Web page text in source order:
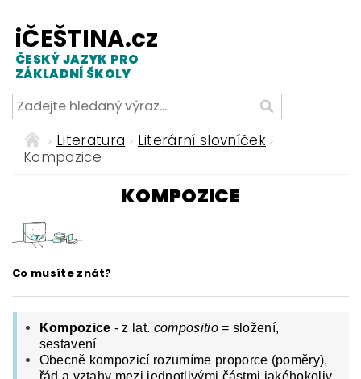
iČEŠTINA.cz
ČESKÝ JAZYK PRO
ZÁKLADNÍ ŠKOLY
Literatura
Literární slovníček
Kompozice
KOMPOZICE
Co musíte znát?
Kompozice - z lat. compositio= složení,
sestavení
Obecně kompozicí rozumíme proporce (poměry),
řád a vztahy mezi jednotlivými částmi jakéhokoliv